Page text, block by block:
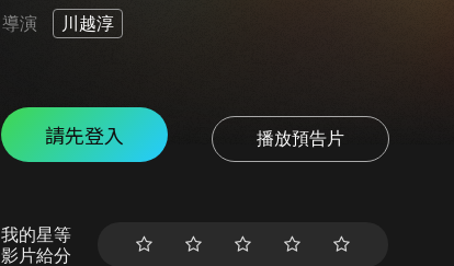
導演 川越淳
請先登入 播放預告片
我的星等
影片給分